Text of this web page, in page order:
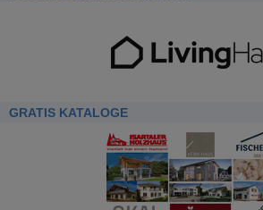
GRATIS KATALOGE